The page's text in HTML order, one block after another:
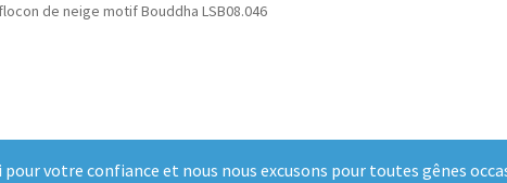
de neige motif Bouddha LSB08.046
votre confiance et nous nous excusons pour toutes gênes